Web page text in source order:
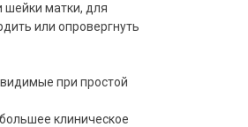
шейки матки, для
или опровергнуть
при простой
клиническое